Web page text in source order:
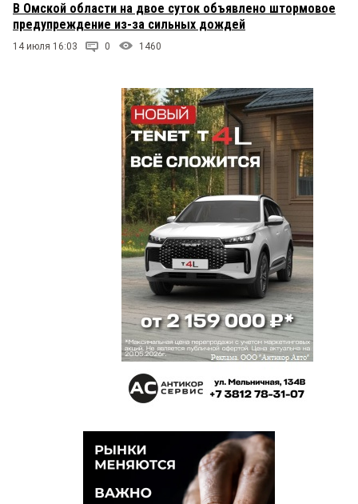
В Омской области на двое суток объявлено штормовое
предупреждение из-за сильных дождей
14 июля 16:03 0 1460